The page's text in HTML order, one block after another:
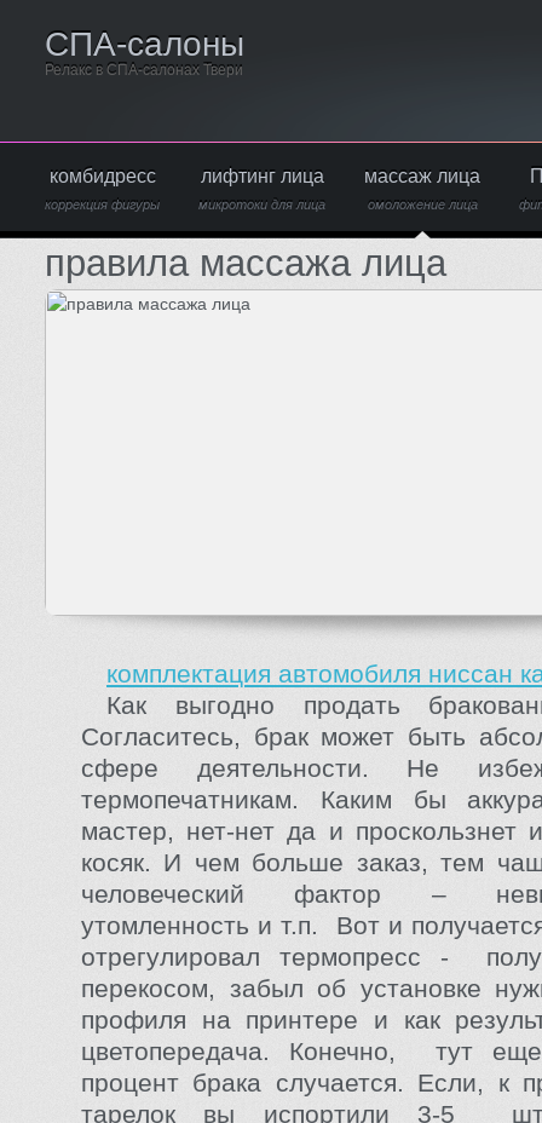
СПА-салоны
Релакс в СПА-салонах Твери
комбидресс
коррекция фигуры
лифтинг лица
микротоки для лица
массаж лица
омоложение лица
правила массажа лица
комплектация автомобиля ниссан
Как выгодно продать
Согласитесь, брак может быть
сфере деятельности. Не
термопечатникам. Каким бы
мастер, нет-нет да и проскользнет
косяк. И чем больше заказ, тем
человеческий фактор –
утомленность и т.п. Вот и
отрегулировал термопресс -
перекосом, забыл об установке
профиля на принтере и как
цветопередача. Конечно, тут
процент брака случается. Если, к
тарелок вы испортили 3-5